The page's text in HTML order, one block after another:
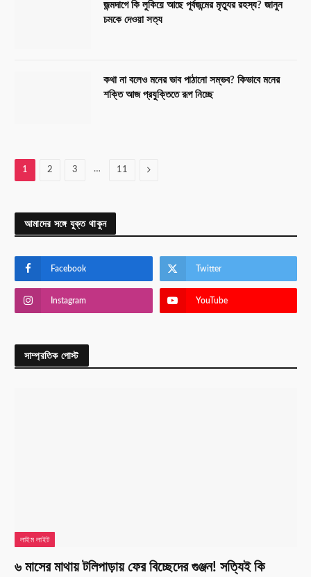
জন্মদাগে কি লুকিয়ে আছে পূর্বজন্মের মৃত্যুর রহস্য? জানুন
চমকে দেওয়া সত্য
কথা না বলেও মনের ভাব পাঠানো সম্ভব? কিভাবে মনের
শক্তি আজ প্রযুক্তিতে রূপ নিচ্ছে
1 2 3 … 11 Next
আমাদের সঙ্গে যুক্ত থাকুন
Facebook Twitter
Instagram YouTube
সাম্প্রতিক পোস্ট
লাইম লাইট
৬ মাসের মাথায় টলিপাড়ায় ফের বিচ্ছেদের গুঞ্জন! সত্যিই কি